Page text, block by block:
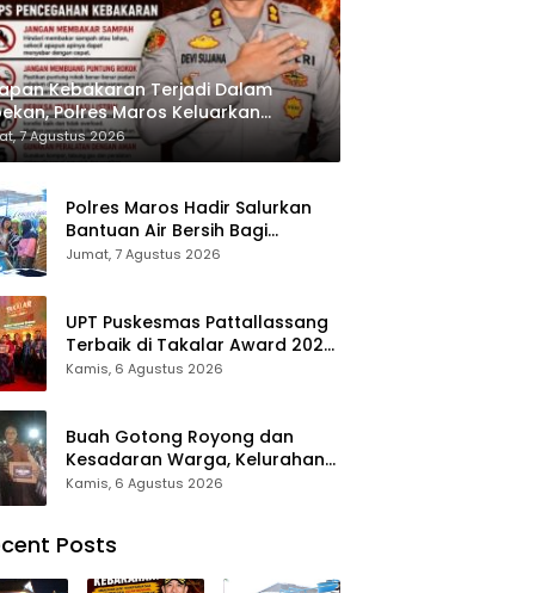
Kebakaran Terjadi Dalam
Polres Maros Keluarkan
kepada Masyarakat
7 Agustus 2026
Polres Maros Hadir Salurkan
Bantuan Air Bersih Bagi
Masyarakat Terdampak Krisis
Jumat, 7 Agustus 2026
UPT Puskesmas Pattallassang
Terbaik di Takalar Award 2026,
Bukti Komitmen Hadirkan
Kamis, 6 Agustus 2026
Buah Gotong Royong dan
Kesadaran Warga, Kelurahan
Patte’ne Menjadi Bintang
Kamis, 6 Agustus 2026
Posts